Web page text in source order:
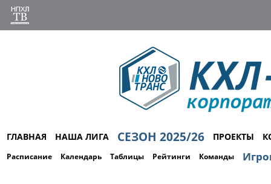
ГЛАВНАЯ НАША ЛИГА СЕЗОН 2025/26 ПРОЕКТЫ
Расписание Календарь Таблицы Рейтинги Команды